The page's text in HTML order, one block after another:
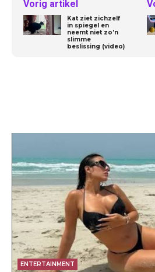
Vorig artikel
Kat ziet zichzelf
in spiegel en
neemt niet zo’n
slimme
beslissing (video)
ENTERTAINMENT